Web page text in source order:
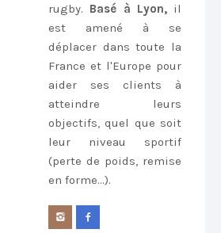
rugby. Basé à Lyon,il
est amené à se
déplacer dans toute la
France et l'Europe pour
aider ses clients à
atteindre leurs
objectifs, quel que soit
leur niveau sportif
(perte de poids, remise
en forme...).